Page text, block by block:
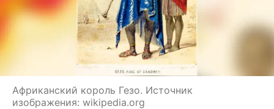
Африканский король Гезо. Источник
изображения: wikipedia.org